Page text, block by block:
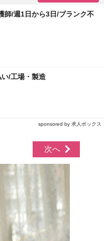
師/週1日から3日/ブランク不
/工場・製造
sponsored by 求人ボックス
次へ